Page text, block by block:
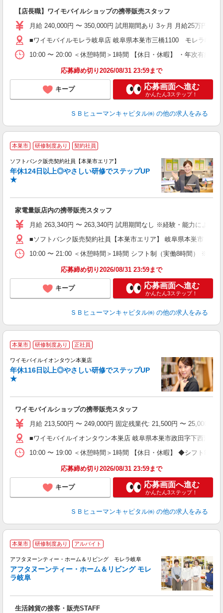
【店長職】ワイモバイルショップの携帯販売スタッフ
月給 240,000円 〜 350,000円 試用期間あり 3ヶ月 月給25万円以
■ワイモバイルモレラ岐阜店 岐阜県本巣市三橋1100 モレラ岐阜
10:00 〜 20:00 ＜休憩時間＞1時間 【休日・休暇】 ・年次有給
応募締め切り2026/08/31 23:59まで
キープ 応募画面へ進む
かんたん3ステップ！
ＳＢヒューマンキャピタル㈱ の他の求人をみる
本巣市 研修制度あり 契約社員
ソフトバンク販売契約社員【本巣市エリア】
年休124日以上◎やさしい研修でステップUP
★
家電量販店内の携帯販売スタッフ
月給 263,340円 〜 263,340円 試用期間なし ※経験・能力による
■ソフトバンク販売契約社員【本巣市エリア】 岐阜県本巣市
10:00 〜 21:00 ＜休憩時間＞1時間 シフト制（実働8時間） ※営
応募締め切り2026/08/31 23:59まで
キープ 応募画面へ進む
かんたん3ステップ！
ＳＢヒューマンキャピタル㈱ の他の求人をみる
本巣市 研修制度あり 正社員
ワイモバイルイオンタウン本巣店
年休116日以上◎やさしい研修でステップUP
★
ワイモバイルショップの携帯販売スタッフ
月給 213,500円 〜 249,000円 固定残業代: 21,500円 〜 25,000円
■ワイモバイルイオンタウン本巣店 岐阜県本巣市政田字下西浦
10:00 〜 19:00 ＜休憩時間＞1時間 【休日・休暇】 ◆シフト制
応募締め切り2026/08/31 23:59まで
キープ 応募画面へ進む
かんたん3ステップ！
ＳＢヒューマンキャピタル㈱ の他の求人をみる
本巣市 研修制度あり アルバイト
アフタヌーンティー・ホーム＆リビング モレラ岐阜
アフタヌーンティー・ホーム＆リビング モレ
ラ岐阜
生活雑貨の接客・販売STAFF